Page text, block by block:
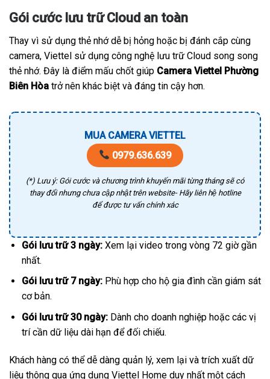
Gói cước lưu trữ Cloud an toàn
Thay vì sử dụng thẻ nhớ dễ bị hỏng hoặc bị đánh cắp cùng
camera, Viettel sử dụng công nghệ lưu trữ Cloud song song
thẻ nhớ. Đây là điểm mấu chốt giúp Camera Viettel Phường
Biên Hòa trở nên khác biệt và đáng tin cậy hơn.
MUA CAMERA VIETTEL
0979.636.639
(*) Lưu ý: Gói cước và chương trình khuyến mãi từng tháng sẽ có
thay đổi nhưng chưa cập nhật trên website- Hãy liên hệ hotline
để được tư vấn chính xác
Gói lưu trữ 3 ngày:Xem lại video trong vòng 72 giờ gần
nhất.
Gói lưu trữ 7 ngày:Phù hợp cho hộ gia đình cần giám sát
cơ bản.
Gói lưu trữ 30 ngày:Dành cho doanh nghiệp hoặc các vị
trí cần dữ liệu dài hạn để đối chiếu.
Khách hàng có thể dễ dàng quản lý, xem lại và trích xuất dữ
liệu thông qua ứng dụng Viettel Home duy nhất một cách